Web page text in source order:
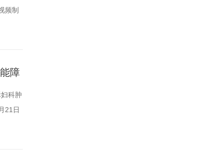
频制
业
障
科肿
21日
公示